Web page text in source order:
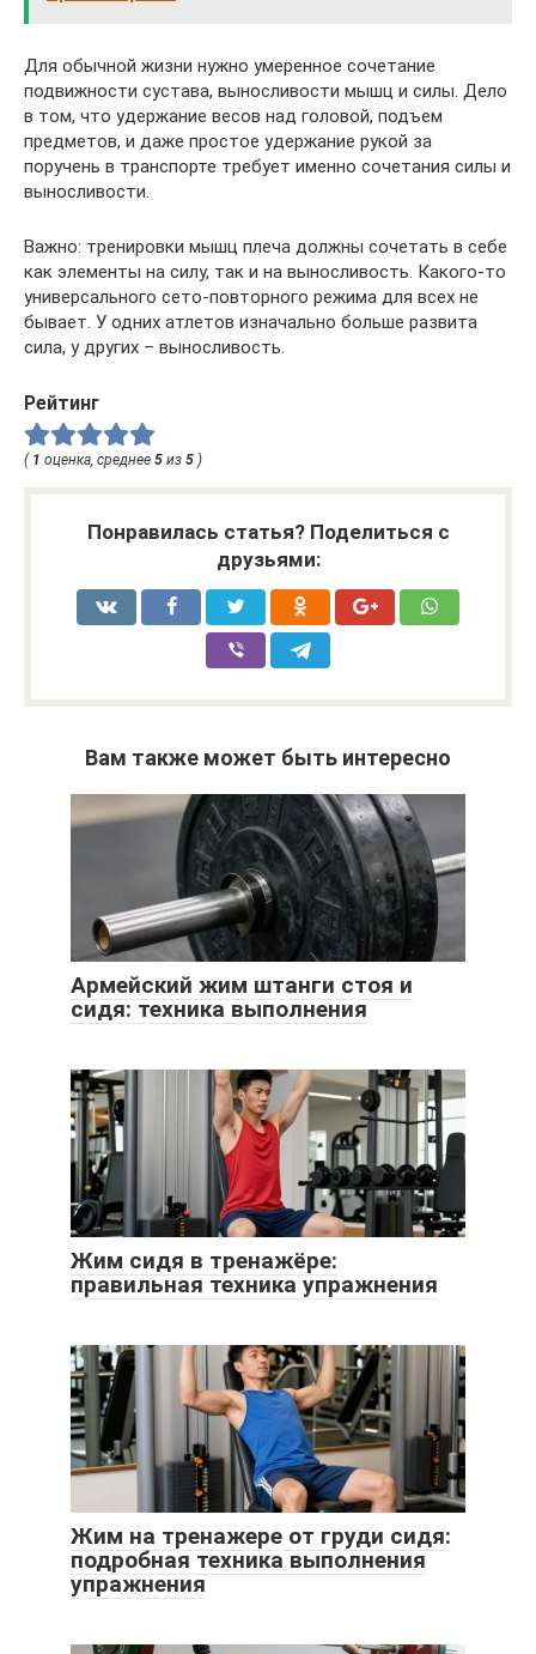
Для обычной жизни нужно умеренное сочетание
подвижности сустава, выносливости мышц и силы. Дело
в том, что удержание весов над головой, подъем
предметов, и даже простое удержание рукой за
поручень в транспорте требует именно сочетания силы и
выносливости.
Важно: тренировки мышц плеча должны сочетать в себе
как элементы на силу, так и на выносливость. Какого-то
универсального сето-повторного режима для всех не
бывает. У одних атлетов изначально больше развита
сила, у других – выносливость.
Рейтинг
( 1 оценка, среднее 5 из 5 )
Понравилась статья? Поделиться с
друзьями:
Вам также может быть интересно
Армейский жим штанги стоя и
сидя: техника выполнения
Жим сидя в тренажёре:
правильная техника упражнения
Жим на тренажере от груди сидя:
подробная техника выполнения
упражнения